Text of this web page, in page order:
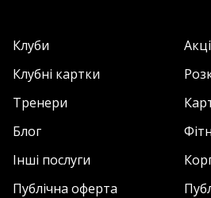
Клуби
Клубні картки
Тренери
Блог
Інші послуги
Публічна оферта